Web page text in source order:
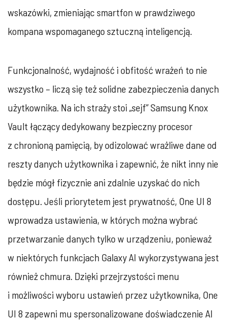
wskazówki, zmieniając smartfon w prawdziwego
kompana wspomaganego sztuczną inteligencją.
Funkcjonalność, wydajność i obfitość wrażeń to nie
wszystko – liczą się też solidne zabezpieczenia danych
użytkownika. Na ich straży stoi „sejf” Samsung Knox
Vault łączący dedykowany bezpieczny procesor
z chronioną pamięcią, by odizolować wrażliwe dane od
reszty danych użytkownika i zapewnić, że nikt inny nie
będzie mógł fizycznie ani zdalnie uzyskać do nich
dostępu. Jeśli priorytetem jest prywatność, One UI 8
wprowadza ustawienia, w których można wybrać
przetwarzanie danych tylko w urządzeniu, ponieważ
w niektórych funkcjach Galaxy AI wykorzystywana jest
również chmura. Dzięki przejrzystości menu
i możliwości wyboru ustawień przez użytkownika, One
UI 8 zapewni mu spersonalizowane doświadczenie AI